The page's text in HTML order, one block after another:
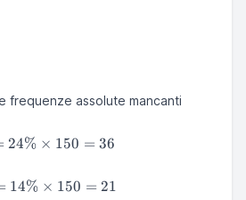
frequenze assolute mancanti
=
24% × 150 = 36
14% × 150 = 21